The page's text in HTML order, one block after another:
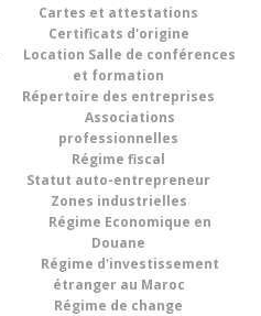
d'Hommes
renforcement des
Summit
2026 » sous le
Sustainable
And In Africa
Cartes et attestations
Certificats d'origine
Location Salle de conférences
et formation
Répertoire des entreprises
Associations
professionnelles
Régime fiscal
Statut auto-entrepreneur
Zones industrielles
Régime Economique en
Douane
Régime d'investissement
étranger au Maroc
Régime de change